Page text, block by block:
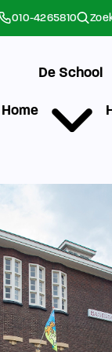
010-4265810
Home
De School